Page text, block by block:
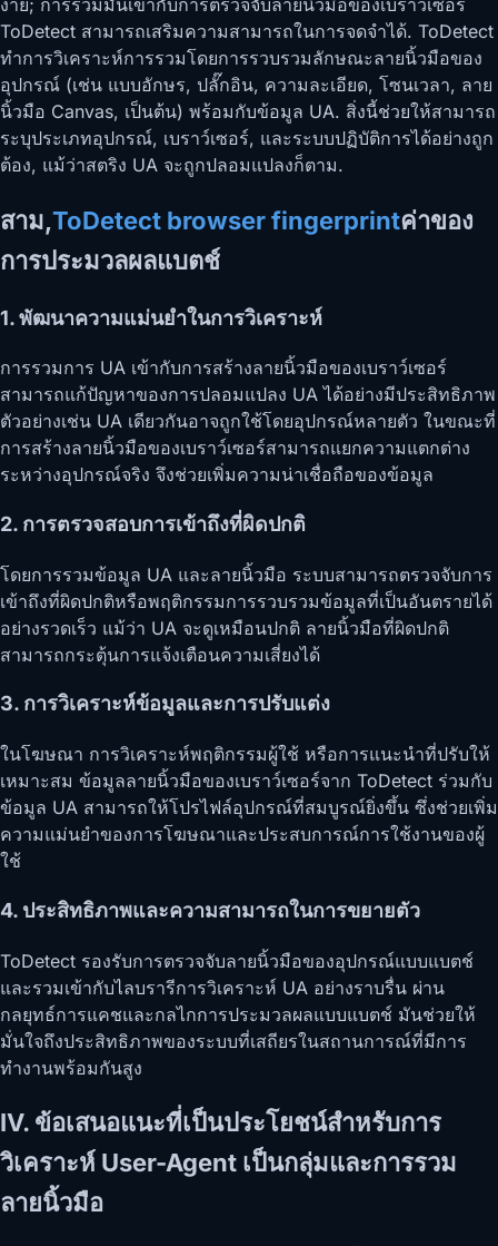
ToDetect สามารถเสริมความสามารถในการจดจำได้. ToDetect
ทำการวิเคราะห์การรวมโดยการรวบรวมลักษณะลายนิ้วมือของ
อุปกรณ์ (เช่น แบบอักษร, ปลั๊กอิน, ความละเอียด, โซนเวลา, ลาย
นิ้วมือ Canvas, เป็นต้น) พร้อมกับข้อมูล UA. สิ่งนี้ช่วยให้สามารถ
ระบุประเภทอุปกรณ์, เบราว์เซอร์, และระบบปฏิบัติการได้อย่างถูก
ต้อง, แม้ว่าสตริง UA จะถูกปลอมแปลงก็ตาม.
สาม,ToDetect browser fingerprintค่าของ
การประมวลผลแบตช์
1. พัฒนาความแม่นยำในการวิเคราะห์
การรวมการ UA เข้ากับการสร้างลายนิ้วมือของเบราว์เซอร์
สามารถแก้ปัญหาของการปลอมแปลง UA ได้อย่างมีประสิทธิภาพ
ตัวอย่างเช่น UA เดียวกันอาจถูกใช้โดยอุปกรณ์หลายตัว ในขณะที่
การสร้างลายนิ้วมือของเบราว์เซอร์สามารถแยกความแตกต่าง
ระหว่างอุปกรณ์จริง จึงช่วยเพิ่มความน่าเชื่อถือของข้อมูล
2. การตรวจสอบการเข้าถึงที่ผิดปกติ
โดยการรวมข้อมูล UA และลายนิ้วมือ ระบบสามารถตรวจจับการ
เข้าถึงที่ผิดปกติหรือพฤติกรรมการรวบรวมข้อมูลที่เป็นอันตรายได้
อย่างรวดเร็ว แม้ว่า UA จะดูเหมือนปกติ ลายนิ้วมือที่ผิดปกติ
สามารถกระตุ้นการแจ้งเตือนความเสี่ยงได้
3. การวิเคราะห์ข้อมูลและการปรับแต่ง
ในโฆษณา การวิเคราะห์พฤติกรรมผู้ใช้ หรือการแนะนำที่ปรับให้
เหมาะสม ข้อมูลลายนิ้วมือของเบราว์เซอร์จาก ToDetect ร่วมกับ
ข้อมูล UA สามารถให้โปรไฟล์อุปกรณ์ที่สมบูรณ์ยิ่งขึ้น ซึ่งช่วยเพิ่ม
ความแม่นยำของการโฆษณาและประสบการณ์การใช้งานของผู้
ใช้
4. ประสิทธิภาพและความสามารถในการขยายตัว
ToDetect รองรับการตรวจจับลายนิ้วมือของอุปกรณ์แบบแบตช์
และรวมเข้ากับไลบรารีการวิเคราะห์ UA อย่างราบรื่น ผ่าน
กลยุทธ์การแคชและกลไกการประมวลผลแบบแบตช์ มันช่วยให้
มั่นใจถึงประสิทธิภาพของระบบที่เสถียรในสถานการณ์ที่มีการ
ทำงานพร้อมกันสูง
IV. ข้อเสนอแนะที่เป็นประโยชน์สำหรับการ
วิเคราะห์ User-Agent เป็นกลุ่มและการรวม
ลายนิ้วมือ